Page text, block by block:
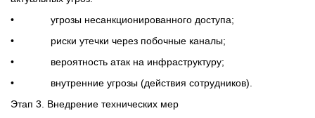
• угрозы несанкционированного доступа;
• риски утечки через побочные каналы;
• вероятность атак на инфраструктуру;
• внутренние угрозы (действия сотрудников).
Этап 3. Внедрение технических мер